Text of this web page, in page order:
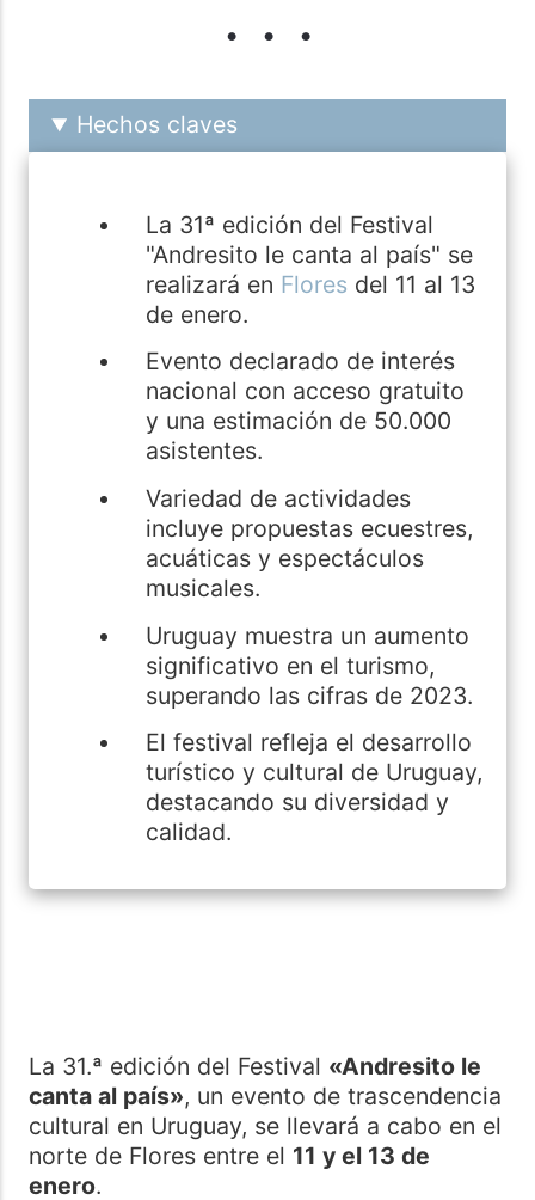
Hechos claves
La 31ª edición del Festival
"Andresito le canta al país" se
realizará en Flores del 11 al 13
de enero.
Evento declarado de interés
nacional con acceso gratuito
y una estimación de 50.000
asistentes.
Variedad de actividades
incluye propuestas ecuestres,
acuáticas y espectáculos
musicales.
Uruguay muestra un aumento
significativo en el turismo,
superando las cifras de 2023.
El festival refleja el desarrollo
turístico y cultural de Uruguay,
destacando su diversidad y
calidad.
La 31.ª edición del Festival «Andresito le
canta al país», un evento de trascendencia
cultural en Uruguay, se llevará a cabo en el
norte de Flores entre el 11 y el 13 de
enero.